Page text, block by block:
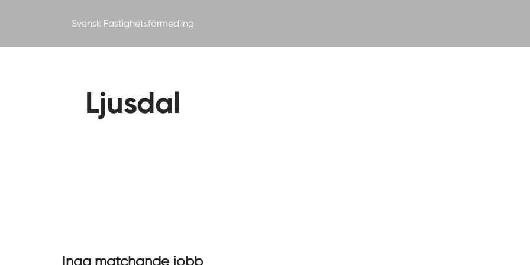
Svensk Fastighetsförmedling
Ljusdal
Inga matchande jobb